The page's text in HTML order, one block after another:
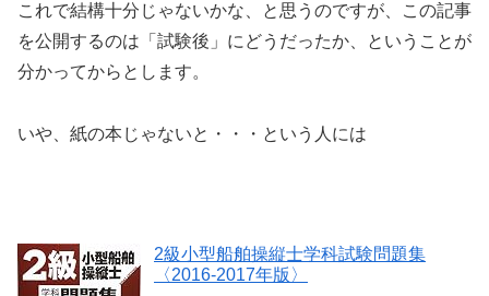
これで結構十分じゃないかな、と思うのですが、この記事
を公開するのは「試験後」にどうだったか、ということが
分かってからとします。
いや、紙の本じゃないと・・・という人には
2級小型船舶操縦士学科試験問題集
〈2016‐2017年版〉